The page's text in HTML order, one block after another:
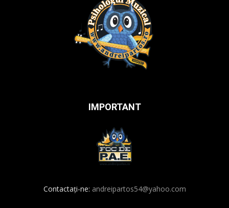
IMPORTANT
Contactați-ne: andreipartos54@yahoo.com